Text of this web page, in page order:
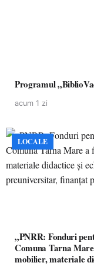
Programul
acum 1 zi
LOCALE
„PNRR: Fonduri
Comuna Tarna
mobilier, materiale